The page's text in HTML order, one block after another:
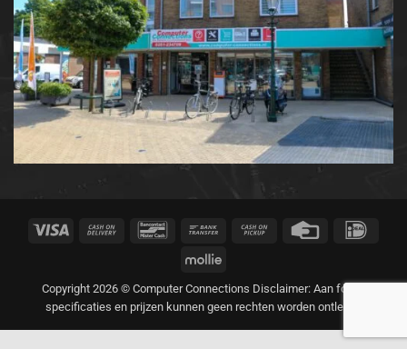
Visa
Cash
Bancontact Bank
Cash
Credit
Mollie
Copyright 2026 © Computer Connections Disclaimer: Aan foto's,
specificaties en prijzen kunnen geen rechten worden ontleend